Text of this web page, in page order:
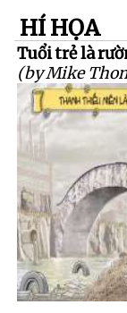
HÍ HỌA
Tuổi trẻ là
(by Mike